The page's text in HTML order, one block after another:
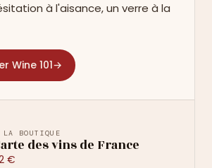
à l'aisance, un verre à la
Wine 101→
BOUTIQUE
des vins de France
€